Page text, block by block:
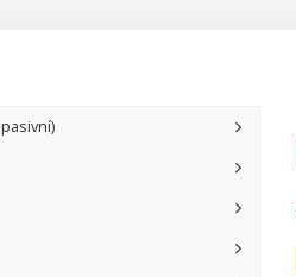
pasivní)